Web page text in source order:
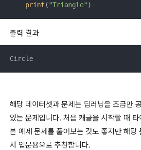
print ( "Triangle" )
출력 결과
Circle
해당 데이터셋과 문제는 딥러닝을 조금만
있는 문제입니다. 처음 캐글을 시작할 때 타
본 예제 문제를 풀어보는 것도 좋지만 해당
서 입문용으로 추천합니다.